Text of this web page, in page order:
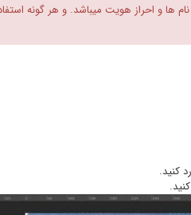
ها و احراز هویت میباشد. و هر گونه
کنید.